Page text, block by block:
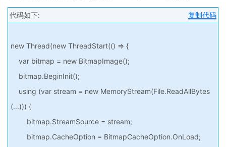
复制代码
代码如下:
new Thread(new ThreadStart(() => {
var bitmap = new BitmapImage();
bitmap.BeginInit();
using (var stream = new MemoryStream(File.ReadAllBytes
(...))) {
bitmap.StreamSource = stream;
bitmap.CacheOption = BitmapCacheOption.OnLoad;